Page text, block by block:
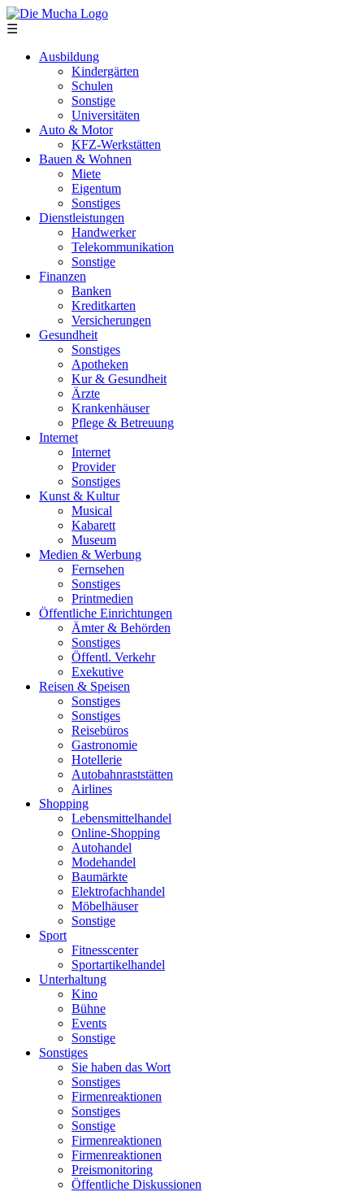
Direkt zum Inhalt
☰
Ausbildung
Kindergärten
Schulen
Sonstige
Universitäten
Auto & Motor
KFZ-Werkstätten
Bauen & Wohnen
Miete
Eigentum
Sonstiges
Dienstleistungen
Handwerker
Telekommunikation
Sonstige
Finanzen
Banken
Kreditkarten
Versicherungen
Gesundheit
Sonstiges
Apotheken
Kur & Gesundheit
Ärzte
Krankenhäuser
Pflege & Betreuung
Internet
Internet
Provider
Sonstiges
Kunst & Kultur
Musical
Kabarett
Museum
Medien & Werbung
Fernsehen
Sonstiges
Printmedien
Öffentliche Einrichtungen
Ämter & Behörden
Sonstiges
Öffentl. Verkehr
Exekutive
Reisen & Speisen
Sonstiges
Sonstiges
Reisebüros
Gastronomie
Hotellerie
Autobahnraststätten
Airlines
Shopping
Lebensmittelhandel
Online-Shopping
Autohandel
Modehandel
Baumärkte
Elektrofachhandel
Möbelhäuser
Sonstige
Sport
Fitnesscenter
Sportartikelhandel
Unterhaltung
Kino
Bühne
Events
Sonstige
Sonstiges
Sie haben das Wort
Sonstiges
Firmenreaktionen
Sonstiges
Sonstige
Firmenreaktionen
Firmenreaktionen
Preismonitoring
Öffentliche Diskussionen